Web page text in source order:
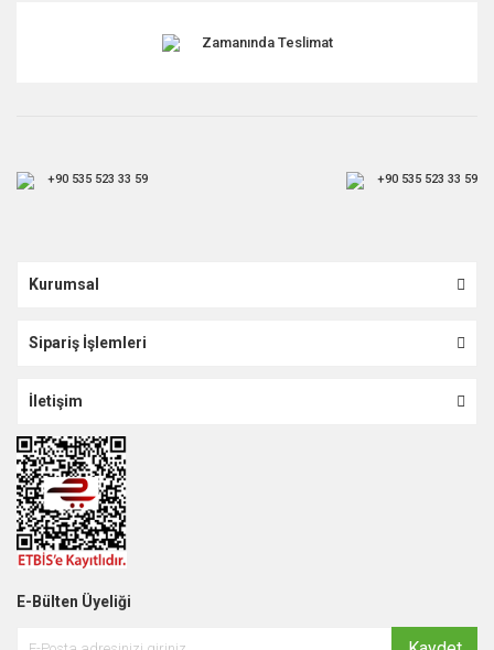
Zamanında Teslimat
+90 535 523 33 59 +90 535 523 33 59
Kurumsal
Sipariş İşlemleri
İletişim
E-Bülten Üyeliği